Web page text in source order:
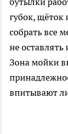
губок, щёток
собрать все
не
Зона мойки
впитывают